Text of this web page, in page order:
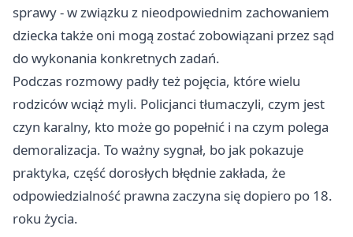
sprawy - w związku z nieodpowiednim zachowaniem
dziecka także oni mogą zostać zobowiązani przez sąd
do wykonania konkretnych zadań.
Podczas rozmowy padły też pojęcia, które wielu
rodziców wciąż myli. Policjanci tłumaczyli, czym jest
czyn karalny, kto może go popełnić i na czym polega
demoralizacja. To ważny sygnał, bo jak pokazuje
praktyka, część dorosłych błędnie zakłada, że
odpowiedzialność prawna zaczyna się dopiero po 18.
roku życia.